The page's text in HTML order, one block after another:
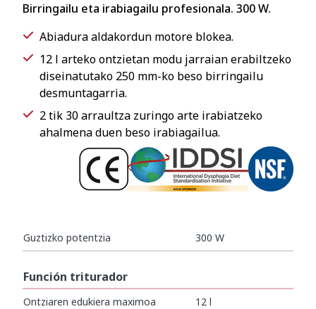
Birringailu eta irabiagailu profesionala. 300 W.
Abiadura aldakordun motore blokea.
12 l arteko ontzietan modu jarraian erabiltzeko
diseinatutako 250 mm-ko beso birringailu
desmuntagarria.
2 tik 30 arraultza zuringo arte irabiatzeko
ahalmena duen beso irabiagailua.
Guztizko potentzia 300 W
Función triturador
Ontziaren edukiera maximoa
12 l